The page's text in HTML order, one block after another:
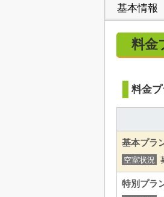
基本情報
料金
料金プ
基本プラ
空室状況
特別プラ